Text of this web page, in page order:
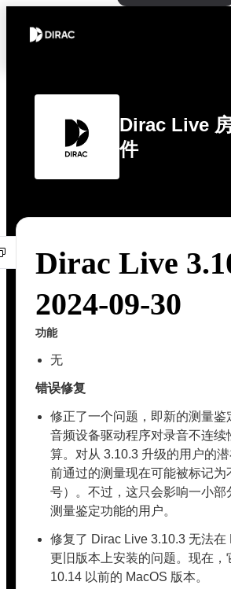
Dirac Live
件
Dirac Live
2024-09-30
功能
无
错误修复
修正了一个问题，即新的测量鉴
音频设备驱动程序对录音不连续
算。对从 3.10.3 升级的用户的
前通过的测量现在可能被标记为
号）。不过，这只会影响一小部
测量鉴定功能的用户。
修复了 Dirac Live 3.10.3 无法在
更旧版本上安装的问题。现在，
10.14 以前的 MacOS 版本。